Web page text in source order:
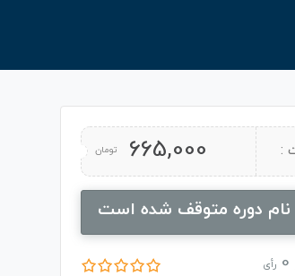
:
665,000 تومان
دوره متوقف شده است
0 رأی